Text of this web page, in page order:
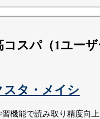
スパ（1ユーザ
スタ・メイシ
機能で読み取り精度向上